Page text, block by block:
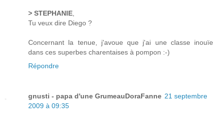
> STEPHANIE,
Tu veux dire Diego ?
Concernant la tenue, j'avoue que j'ai une classe inouïe
dans ces superbes charentaises à pompon :-)
Répondre
gnusti - papa d'une GrumeauDoraFanne 21 septembre
2009 à 09:35